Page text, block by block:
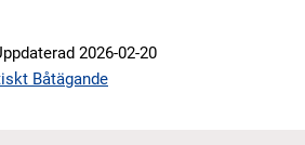
2026-02-20
Båtägande